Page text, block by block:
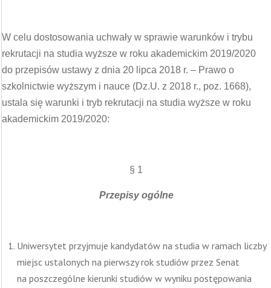
W celu dostosowania uchwały w sprawie warunków i trybu
rekrutacji na studia wyższe w roku akademickim 2019/2020
do przepisów ustawy z dnia 20 lipca 2018 r. – Prawo o
szkolnictwie wyższym i nauce (Dz.U. z 2018 r., poz. 1668),
ustala się warunki i tryb rekrutacji na studia wyższe w roku
akademickim 2019/2020:
§ 1
Przepisy ogólne
Uniwersytet przyjmuje kandydatów na studia w ramach liczby
miejsc ustalonych na pierwszy rok studiów przez Senat
na poszczególne kierunki studiów w wyniku postępowania